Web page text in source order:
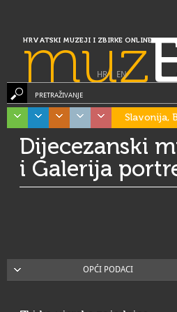
HRVATSKI MUZEJI I ZBIRKE ONLINE
muz
HR| EN
PRETRAŽIVANJE
Slavonija,
Dijecezanski
i Galerija
OPĆI PODACI